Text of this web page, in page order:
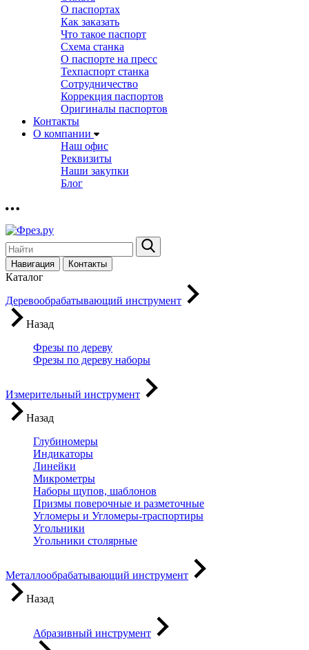
О паспортах
Как заказать
Что такое паспорт
Схема станка
О паспорте на пресс
Техпаспорт станка
Сотрудничество
Коррекция паспортов
Оригиналы паспортов
Контакты
О компании
Наш офис
Реквизиты
Наши закупки
Блог
Навигация Контакты
Каталог
Деревообрабатывающий инструмент
Назад
Фрезы по дереву
Фрезы по дереву наборы
Измерительный инструмент
Назад
Глубиномеры
Индикаторы
Линейки
Микрометры
Наборы щупов, шаблонов
Призмы поверочные и разметочные
Угломеры и Угломеры-траспортиры
Угольники
Угольники столярные
Металлообрабатывающий инструмент
Назад
Абразивный инструмент